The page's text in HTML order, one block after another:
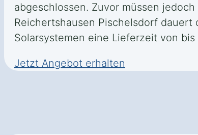
abgeschlossen. Zuvor müssen
Reichertshausen Pischelsdorf
Solarsystemen eine Lieferzeit von
Jetzt Angebot erhalten